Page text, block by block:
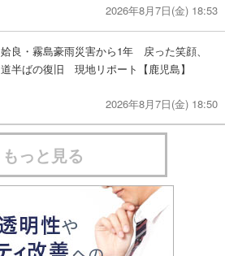
2026年8月7日(金) 18:53
姶良・霧島豪雨災害から1年 戻った笑顔、
道半ばの復旧 現地リポート【鹿児島】
2026年8月7日(金) 18:50
もっと見る